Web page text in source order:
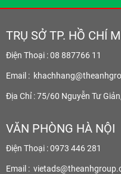
TRỤ SỞ TP. HỒ CHÍ
Điện Thoại : 08 887766 11
Email :
Địa Chỉ : 75/60 Nguyễn Tư
VĂN PHÒNG HÀ NỘI
Điện Thoại : 0973 446 281
Email :